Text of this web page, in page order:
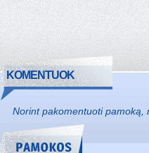
KOMENTUOK
Norint pakomentuoti pamoką,